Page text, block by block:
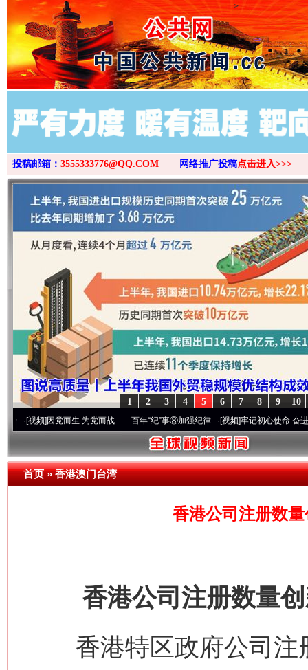
>
投稿邮箱： 3555333776@QQ.COM 网络推广投稿点击进入>>>
10
9
8
7
6
5
4
3
2
1
因党而生 为党而战——百年“纪”事⑧加强纪律..·[视频]牢记初心使命 奋进复兴征程
首页»香港澳门台湾
香港公司注册数
香港公司注册数量创
香港特区政府公司注